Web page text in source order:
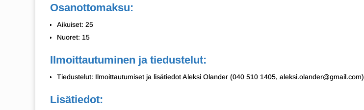
Osanottomaksu:
Aikuiset: 25
Nuoret: 15
Ilmoittautuminen ja tiedustelut:
Tiedustelut: Ilmoittautumiset ja lisätiedot Aleksi Olander (040 510 1405, aleksi.olander@gmail.com)
Lisätiedot: